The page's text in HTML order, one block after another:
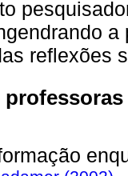
reflexões